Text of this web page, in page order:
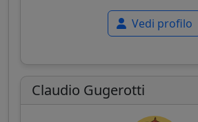
Vedi profilo
Claudio Gugerotti